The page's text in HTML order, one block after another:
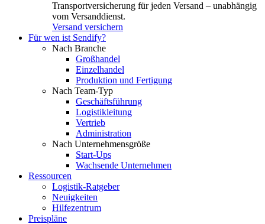
Transportversicherung für jeden Versand – unabhängig
vom Versanddienst.
Versand versichern
Für wen ist Sendify?
Nach Branche
Großhandel
Einzelhandel
Produktion und Fertigung
Nach Team-Typ
Geschäftsführung
Logistikleitung
Vertrieb
Administration
Nach Unternehmensgröße
Start-Ups
Wachsende Unternehmen
Ressourcen
Logistik-Ratgeber
Neuigkeiten
Hilfezentrum
Preispläne